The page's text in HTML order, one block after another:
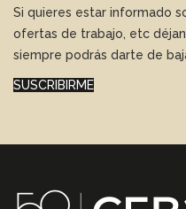
Si quieres estar informado
ofertas de trabajo, etc
siempre podrás darte de
SUSCRIBIRME